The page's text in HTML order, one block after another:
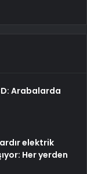
Arabalarda
elektrik
Her yerden